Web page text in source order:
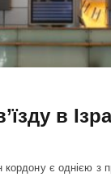
в
кордону є однією з